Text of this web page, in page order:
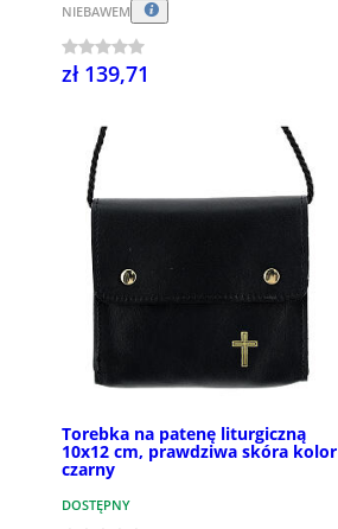
NIEBAWEM
zł 139,71
Torebka na patenę liturgiczną
10x12 cm, prawdziwa skóra kolor
czarny
DOSTĘPNY